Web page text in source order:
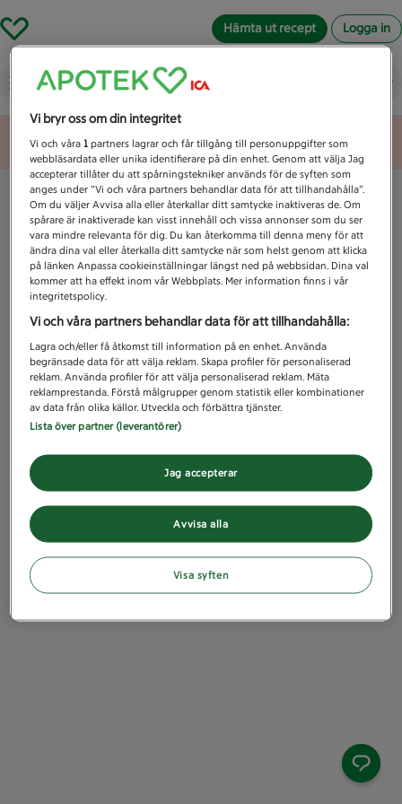
Hämta ut recept Logga in
Vad letar du efter idag?
Unknown error
Vi bryr oss om din integritet
Vi och våra1 partners lagrar och får tillgång till personuppgifter som
webbläsardata eller unika identifierare på din enhet. Genom att välja Jag
accepterar tillåter du att spårningstekniker används för de syften som
anges under ”Vi och våra partners behandlar data för att tillhandahålla”.
Om du väljer Avvisa alla eller återkallar ditt samtycke inaktiveras de. Om
spårare är inaktiverade kan visst innehåll och vissa annonser som du ser
vara mindre relevanta för dig. Du kan återkomma till denna meny för att
ändra dina val eller återkalla ditt samtycke när som helst genom att klicka
på länken Anpassa cookieinställningar längst ned på webbsidan. Dina val
kommer att ha effekt inom vår Webbplats. Mer information finns i vår
integritetspolicy.
Vi och våra partners behandlar data för att tillhandahålla:
Lagra och/eller få åtkomst till information på en enhet. Använda
begränsade data för att välja reklam. Skapa profiler för personaliserad
reklam. Använda profiler för att välja personaliserad reklam. Mäta
reklamprestanda. Förstå målgrupper genom statistik eller kombinationer
av data från olika källor. Utveckla och förbättra tjänster.
Lista över partner (leverantörer)
Avvisa alla
Jag accepterar
Visa syften